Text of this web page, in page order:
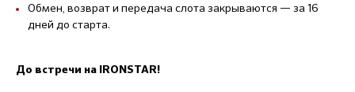
Обмен, возврат и передача слота закрываются — за 16
дней до старта.
До встречи на IRONSTAR!